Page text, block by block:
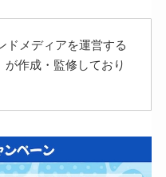
ドメディアを運営する
が作成・監修しており